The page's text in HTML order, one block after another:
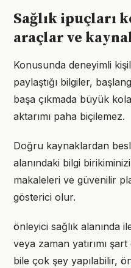
Sağlık ipuçları
araçlar ve
Konusunda deneyimli
paylaştığı bilgiler,
başa çıkmada büyük
aktarımı paha biçilemez.
Doğru kaynaklardan
alanındaki bilgi
makaleleri ve güvenilir
gösterici olur.
önleyici sağlık alanında
veya zaman yatırımı
bile çok şey yapılabilir,